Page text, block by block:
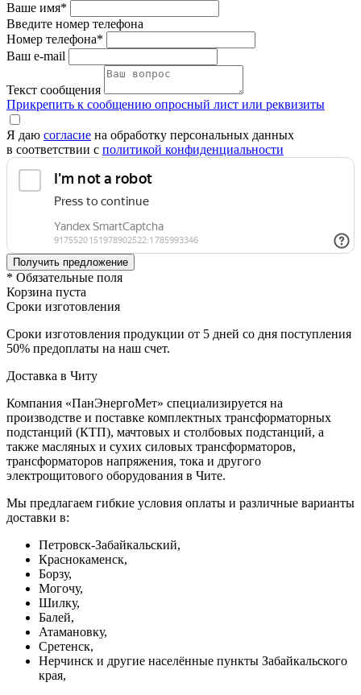
Ваше имя*
Введите номер телефона
Номер телефона*
Ваш e-mail
Текст сообщения
Прикрепить к сообщению опросный лист или реквизиты
Я даю согласие на обработку персональных данных
в соответствии с политикой конфиденциальности
* Обязательные поля
Корзина пуста
Сроки изготовления
Сроки изготовления продукции от 5 дней со дня поступления
50% предоплаты на наш счет.
Доставка в Читу
Компания «ПанЭнергоМет» специализируется на
производстве и поставке комплектных трансформаторных
подстанций (КТП), мачтовых и столбовых подстанций, а
также масляных и сухих силовых трансформаторов,
трансформаторов напряжения, тока и другого
электрощитового оборудования в Чите.
Мы предлагаем гибкие условия оплаты и различные варианты
доставки в:
Петровск-Забайкальский,
Краснокаменск,
Борзу,
Могочу,
Шилку,
Балей,
Атамановку,
Сретенск,
Нерчинск и другие населённые пункты Забайкальского
края,